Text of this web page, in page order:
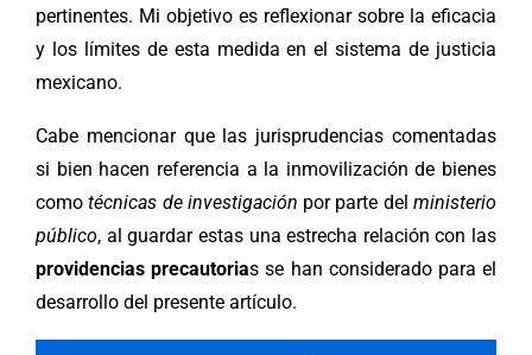
pertinentes. Mi objetivo es reflexionar sobre la eficacia
y los límites de esta medida en el sistema de justicia
mexicano.
Cabe mencionar que las jurisprudencias comentadas
si bien hacen referencia a la inmovilización de bienes
comotécnicas de investigación por parte delministerio
público, al guardar estas una estrecha relación con las
providencias precautorias se han considerado para el
desarrollo del presente artículo.